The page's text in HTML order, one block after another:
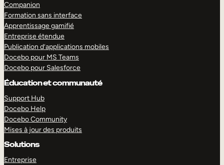
Companion
Formation sans interface
Apprentissage gamifié
Entreprise étendue
Publication d’applications mobiles
Docebo pour MS Teams
Docebo pour Salesforce
Éducation et communauté
Support Hub
Docebo Help
Docebo Community
Mises à jour des produits
Solutions
Entreprise